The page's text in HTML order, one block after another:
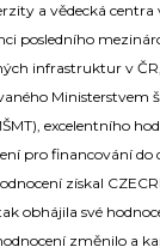
a vědecká
posledního
infrastruktur v
Ministerstvem
excelentního
pro financování do
získal
obhájila své
změnilo a